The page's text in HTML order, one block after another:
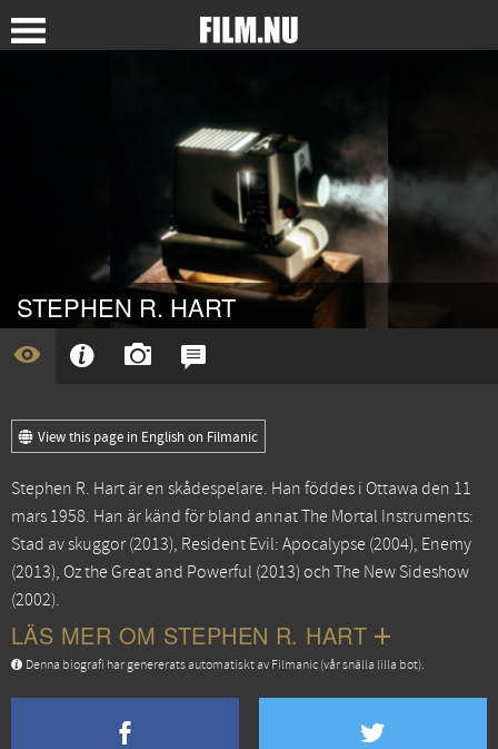
STEPHEN R. HART
View this page in English on Filmanic
Stephen R. Hart är en skådespelare. Han föddes i Ottawa den 11
mars 1958. Han är känd för bland annatThe Mortal Instruments:
Stad av skuggor (2013), Resident Evil: Apocalypse (2004), Enemy
(2013), Oz the Great and Powerful (2013) ochThe New Sideshow
(2002).
LÄS MER OM STEPHEN R. HART
Denna biografi har genererats automatiskt av Filmanic (vår snälla lilla bot).